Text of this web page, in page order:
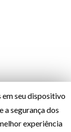
em seu dispositivo
a segurança dos
experiência